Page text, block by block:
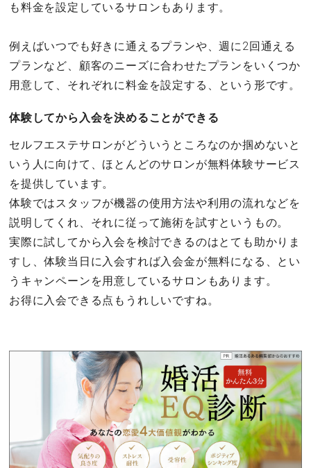
も料金を設定しているサロンもあります。
例えばいつでも好きに通えるプランや、週に2回通える
プランなど、顧客のニーズに合わせたプランをいくつか
用意して、それぞれに料金を設定する、という形です。
体験してから入会を決めることができる
セルフエステサロンがどういうところなのか掴めないと
いう人に向けて、ほとんどのサロンが無料体験サービス
を提供しています。
体験ではスタッフが機器の使用方法や利用の流れなどを
説明してくれ、それに従って施術を試すというもの。
実際に試してから入会を検討できるのはとても助かりま
すし、体験当日に入会すれば入会金が無料になる、とい
うキャンペーンを用意しているサロンもあります。
お得に入会できる点もうれしいですね。